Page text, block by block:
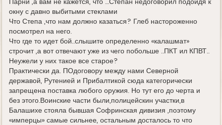
Парни ,а вам не кажется, что …Степан недоговорил подойдя к
окну с давно выбитыми стеклами
Что Степа ,что нам должно казаться? Глеб настороженно
посмотрел на него.
Что где то идет бой..слышите определенно «калашмат»
строчит ,а вот отвечают уже из чего побольше ..ПКТ ил КПВТ..
Неужели у них такое все старое?
Практически да. ПОдоговору между нами Северной
державой, Рутенией и Прибалтикой сюда категорически
запрещена поставка любого оружия. Но тут его до черта и
без этого.Воинские части были,полицейскин участки,в
Балашихе стояла бывшая Софринская дивизия ,поэтому
«имперцы» самые сильнее, остальным досталось то что